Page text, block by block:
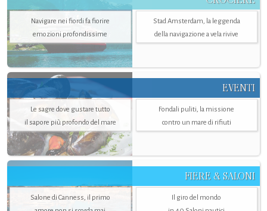
Navigare nei fiordi fa fiorire
emozioni profondissime
Stad Amsterdam, la leggenda
della navigazione a vela rivive
EVENTI
Le sagre dove gustare tutto
il sapore più profondo del mare
Fondali puliti, la missione
contro un mare di rifiuti
FIERE & SALONI
Salone di Canness, il primo
Il giro del mondo